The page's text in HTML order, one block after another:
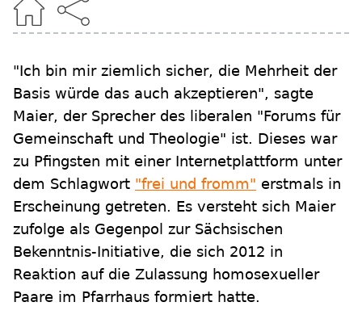
"Ich bin mir ziemlich sicher, die Mehrheit der
Basis würde das auch akzeptieren", sagte
Maier, der Sprecher des liberalen "Forums für
Gemeinschaft und Theologie" ist. Dieses war
zu Pfingsten mit einer Internetplattform unter
dem Schlagwort "frei und fromm" erstmals in
Erscheinung getreten. Es versteht sich Maier
zufolge als Gegenpol zur Sächsischen
Bekenntnis-Initiative, die sich 2012 in
Reaktion auf die Zulassung homosexueller
Paare im Pfarrhaus formiert hatte.